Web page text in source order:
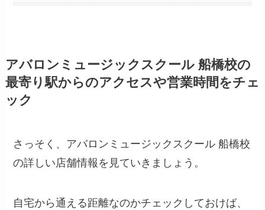
アバロンミュージックスクール 船橋校の
最寄り駅からのアクセスや営業時間をチェ
ック
さっそく、アバロンミュージックスクール 船橋校
の詳しい店舗情報を見ていきましょう。
自宅から通える距離なのかチェックしておけば、